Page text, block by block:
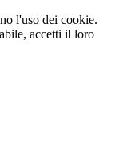
l'uso dei cookie.
accetti il loro